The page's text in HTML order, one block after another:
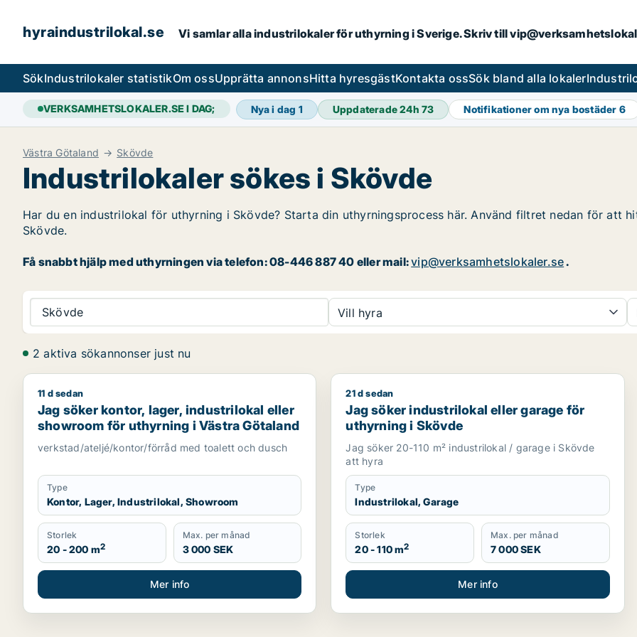
hyraindustrilokal.se Vi samlar alla industrilokaler för uthyrning i Sverige. Skriv till
SökIndustrilokaler statistikOm ossUpprätta annonsHitta hyresgästKontakta ossSök bland alla lokaler
VERKSAMHETSLOKALER.SE I DAG; Nya i dag 1 Uppdaterade 24h73 Notifikationer om nya bostäder 6
Västra Götaland Skövde
Industrilokaler sökes i Skövde
Har du en industrilokal för uthyrning i Skövde? Starta din uthyrningsprocess här. Använd filtret nedan för att
Skövde.
Få snabbt hjälp med uthyrningen via telefon: 08-446 887 40 eller mail:vip@verksamhetslokaler.se.
Skövde Vill hyra
2 aktiva sökannonser just nu
Jag söker kontor, lager, industrilokal eller showroom för uthyrning i Västra Götaland
11 d sedan
Jag söker kontor, lager, industrilokal eller
showroom för uthyrning i Västra Götaland
verkstad/ateljé/kontor/förråd med toalett och dusch
Type
Kontor, Lager, Industrilokal, Showroom
Storlek
20 - 200 m2
Max. per månad
3 000 SEK
Mer info
Jag söker industrilokal eller garage för uthyrning i
21 d sedan
Jag söker industrilokal eller garage för
uthyrning i Skövde
Jag söker 20-110 m² industrilokal / garage i Skövde
att hyra
Type
Industrilokal, Garage
Storlek
20 - 110 m2
Max. per månad
7 000 SEK
Mer info